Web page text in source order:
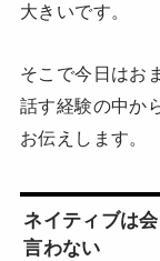
大きいです。
そこで今日はお
話す経験の中か
お伝えします。
ネイティブは
言わない